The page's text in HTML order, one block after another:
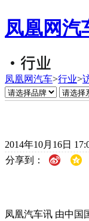
凤凰网汽
凤凰网汽车>行业>
2014年10月16日
分享到：
凤凰汽车讯 由中国